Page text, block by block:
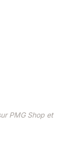
PMG Shop et